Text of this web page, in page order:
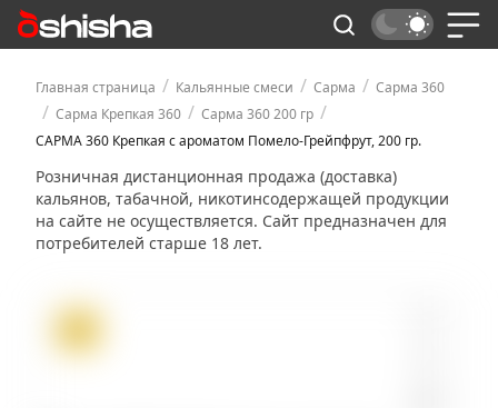
Главная страница / Кальянные смеси / Сарма / Сарма 360
/ Сарма Крепкая 360 / Сарма 360 200 гр /
САРМА 360 Крепкая с ароматом Помело-Грейпфрут, 200 гр.
Розничная дистанционная продажа (доставка)
кальянов, табачной, никотинсодержащей продукции
на сайте не осуществляется. Сайт предназначен для
потребителей старше 18 лет.